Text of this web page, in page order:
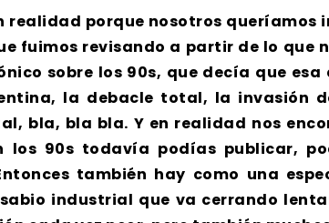
realidad porque nosotros
fuimos revisando a partir de lo que
sobre los 90s, que decía que
la debacle total, la invasión
bla, bla bla. Y en realidad nos
los 90s todavía podías publicar,
también hay como una
industrial que va cerrando